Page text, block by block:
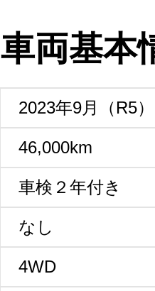
車両基本
2023年9月（R5）
46,000km
車検２年付き
なし
4WD